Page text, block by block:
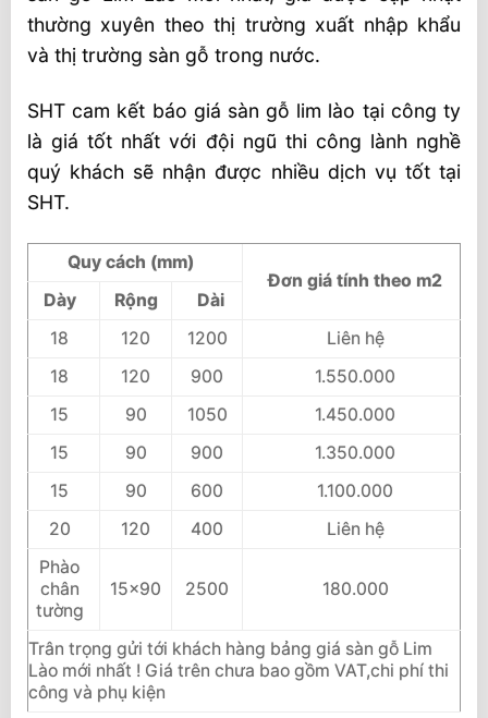
thường xuyên theo thị trường xuất nhập khẩu
và thị trường sàn gỗ trong nước.
SHT cam kết báo giá sàn gỗ lim lào tại công ty
là giá tốt nhất với đội ngũ thi công lành nghề
quý khách sẽ nhận được nhiều dịch vụ tốt tại
SHT.
Quy cách (mm)
Đơn giá tính theo m2
Dày
Rộng
Dài
18
120 1200
Liên hệ
18
120 900
1.550.000
15
90 1050
1.450.000
15
90 900
1.350.000
15
90 600
1.100.000
20
120 400
Liên hệ
Phào
chân
tường
15×90 2500 180.000
Trân trọng gửi tới khách hàng bảng giá sàn gỗ Lim
Lào mới nhất ! Giá trên chưa bao gồm VAT,chi phí thi
công và phụ kiện